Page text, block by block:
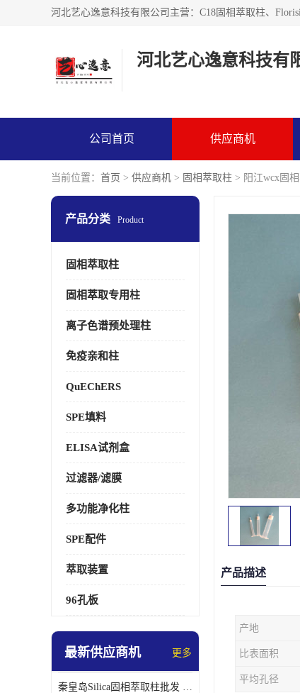
河北艺心逸意科技有
公司首页 供应商机
当前位置： 首页 > 供应商机 > 固相萃取柱 > 阳江wcx固
产品分类 Product
固相萃取柱
固相萃取专用柱
离子色谱预处理柱
免疫亲和柱
QuEChERS
SPE填料
ELISA试剂盒
过滤器/滤膜
多功能净化柱
SPE配件
萃取装置
96孔板
最新供应商机 更多
秦皇岛Silica固相萃取柱批发 更多请咨询
产品描述
产地
比表面积
平均孔径